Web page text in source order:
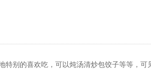
特别的喜欢吃，可以炖汤清炒包饺子等等，